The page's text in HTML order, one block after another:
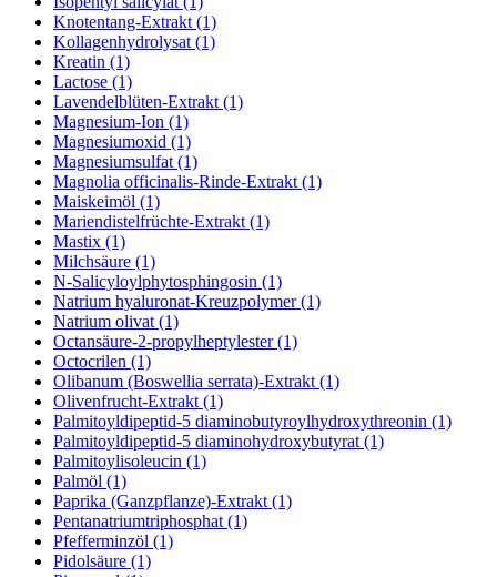
Knotentang-Extrakt (1)
Kollagenhydrolysat (1)
Kreatin (1)
Lactose (1)
Lavendelblüten-Extrakt (1)
Magnesium-Ion (1)
Magnesiumoxid (1)
Magnesiumsulfat (1)
Magnolia officinalis-Rinde-Extrakt (1)
Maiskeimöl (1)
Mariendistelfrüchte-Extrakt (1)
Mastix (1)
Milchsäure (1)
N-Salicyloylphytosphingosin (1)
Natrium hyaluronat-Kreuzpolymer (1)
Natrium olivat (1)
Octansäure-2-propylheptylester (1)
Octocrilen (1)
Olibanum (Boswellia serrata)-Extrakt (1)
Olivenfrucht-Extrakt (1)
Palmitoyldipeptid-5 diaminobutyroylhydroxythreonin (1)
Palmitoyldipeptid-5 diaminohydroxybutyrat (1)
Palmitoylisoleucin (1)
Palmöl (1)
Paprika (Ganzpflanze)-Extrakt (1)
Pentanatriumtriphosphat (1)
Pfefferminzöl (1)
Pidolsäure (1)